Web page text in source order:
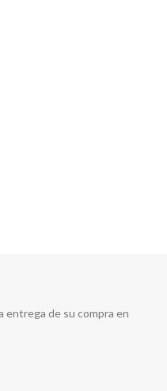
entrega de su compra en